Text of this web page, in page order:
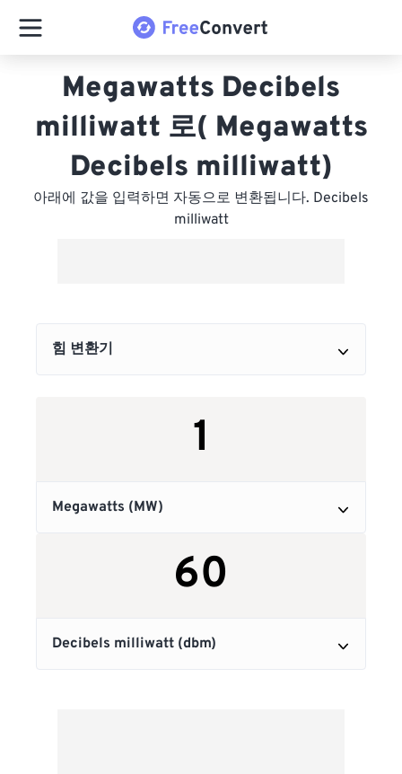
Megawatts Decibels
milliwatt 로( Megawatts
Decibels milliwatt)
아래에 값을 입력하면 자동으로 변환됩니다. Decibels
milliwatt